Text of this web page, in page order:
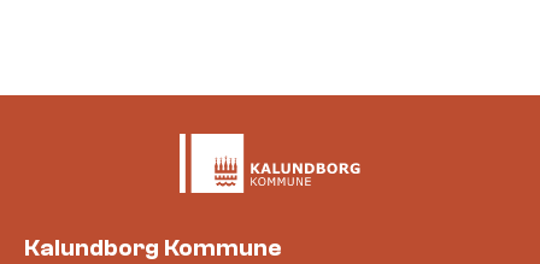
Kalundborg Kommune